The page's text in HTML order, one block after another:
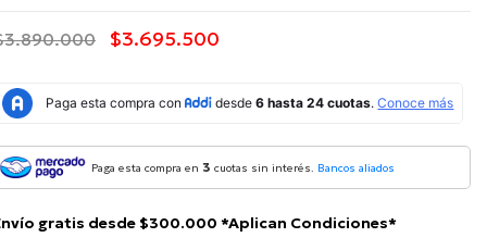
$3.695.500
Paga esta compra en 3 cuotas sin interés. Bancos aliados
gratis desde $300.000 *Aplican Condiciones*